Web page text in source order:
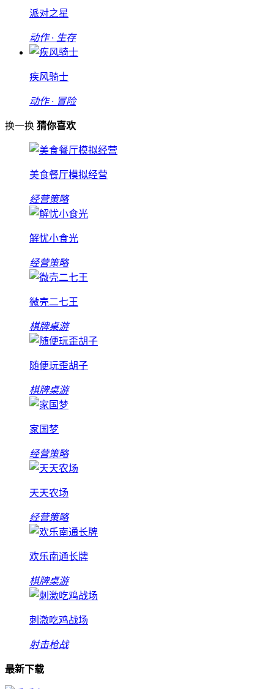
派对之星
动作 · 生存
疾风骑士
动作 · 冒险
换一换 猜你喜欢
美食餐厅模拟经营
经营策略
解忧小食光
经营策略
微壳二七王
棋牌桌游
随便玩歪胡子
棋牌桌游
家国梦
经营策略
天天农场
经营策略
欢乐南通长牌
棋牌桌游
刺激吃鸡战场
射击枪战
最新下载